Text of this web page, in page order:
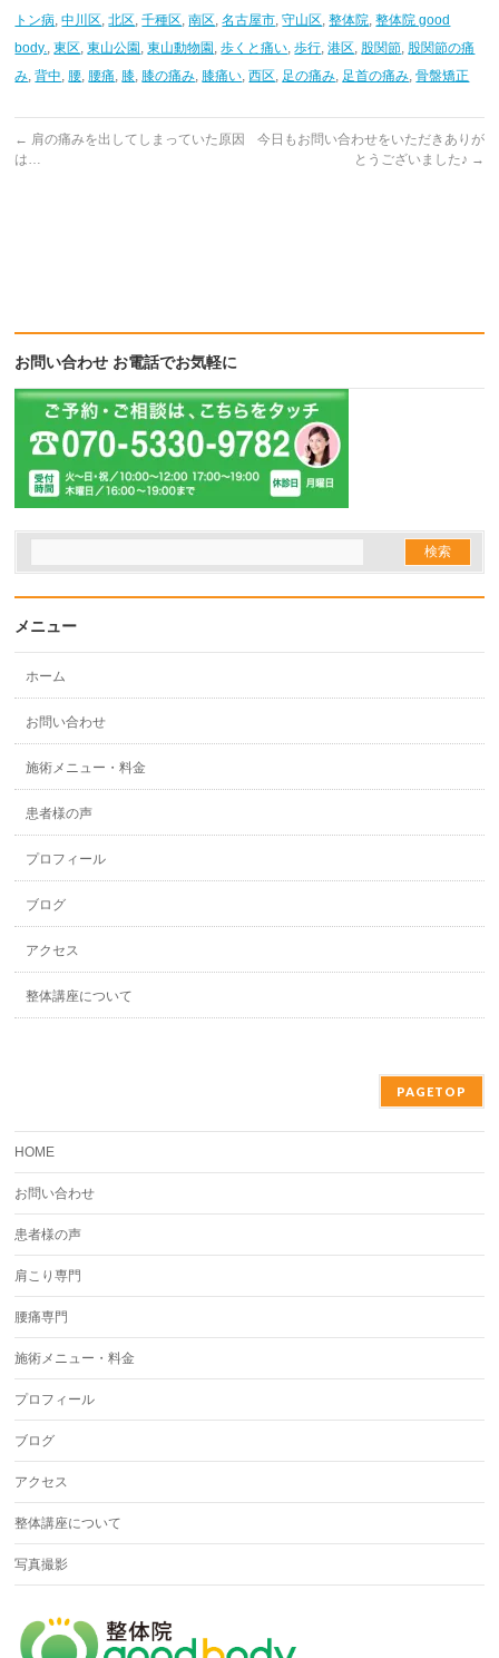
共
有
(新
し
い
ウ
ド
ウ
で
ク
リ
ッ
ク
し
て
さ
い
(新
共
有
(新
し
い
ウ
ド
ウ
で
トン病,中川区,北区,千種区,南区,名古屋市,守山区,整体院,整体院 good
body.,東区,東山公園 ,東山動物園 ,歩くと痛い,歩行,港区, 股関節, 股関節の痛
み,背中, 腰, 腰痛, 膝, 膝の痛み, 膝痛い,西区, 足の痛み, 足首の痛み,骨盤矯正
← 肩の痛みを出してしまっていた原因
は…
今日もお問い合わせをいただきありが
とうございました♪ →
お問い合わせ お電話でお気軽に
メニュー
ホーム
お問い合わせ
施術メニュー・料金
患者様の声
プロフィール
ブログ
アクセス
整体講座について
PAGETOP
HOME
お問い合わせ
患者様の声
肩こり専門
腰痛専門
施術メニュー・料金
プロフィール
ブログ
アクセス
整体講座について
写真撮影